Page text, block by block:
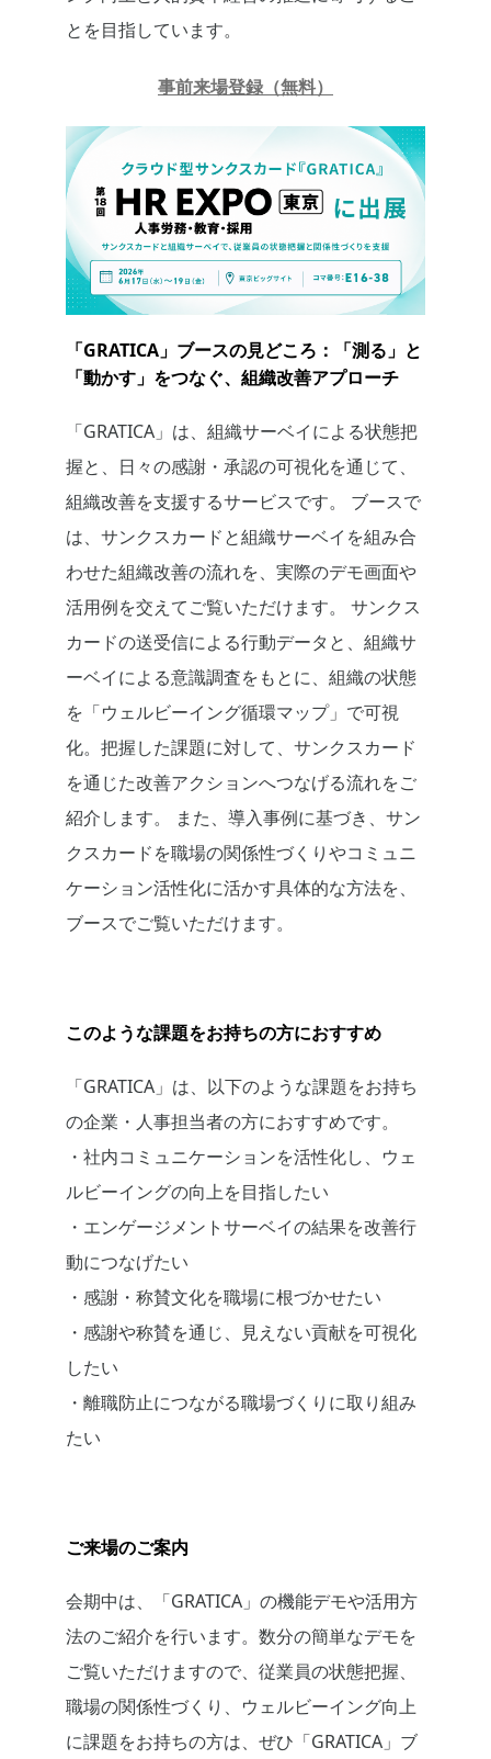
とを目指しています。
事前来場登録（無料）
「GRATICA」ブースの見どころ：「測る」と
「動かす」をつなぐ、組織改善アプローチ
「GRATICA」は、組織サーベイによる状態把
握と、日々の感謝・承認の可視化を通じて、
組織改善を支援するサービスです。 ブースで
は、サンクスカードと組織サーベイを組み合
わせた組織改善の流れを、実際のデモ画面や
活用例を交えてご覧いただけます。 サンクス
カードの送受信による行動データと、組織サ
ーベイによる意識調査をもとに、組織の状態
を「ウェルビーイング循環マップ」で可視
化。把握した課題に対して、サンクスカード
を通じた改善アクションへつなげる流れをご
紹介します。 また、導入事例に基づき、サン
クスカードを職場の関係性づくりやコミュニ
ケーション活性化に活かす具体的な方法を、
ブースでご覧いただけます。
このような課題をお持ちの方におすすめ
「GRATICA」は、以下のような課題をお持ち
の企業・人事担当者の方におすすめです。
・社内コミュニケーションを活性化し、ウェ
ルビーイングの向上を目指したい
・エンゲージメントサーベイの結果を改善行
動につなげたい
・感謝・称賛文化を職場に根づかせたい
・感謝や称賛を通じ、見えない貢献を可視化
したい
・離職防止につながる職場づくりに取り組み
たい
ご来場のご案内
会期中は、「GRATICA」の機能デモや活用方
法のご紹介を行います。数分の簡単なデモを
ご覧いただけますので、従業員の状態把握、
職場の関係性づくり、ウェルビーイング向上
に課題をお持ちの方は、ぜひ「GRATICA」ブ